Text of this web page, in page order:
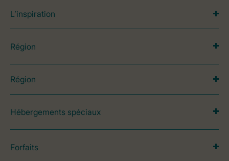
L’inspiration
Région
Région
Hébergements spéciaux
Forfaits